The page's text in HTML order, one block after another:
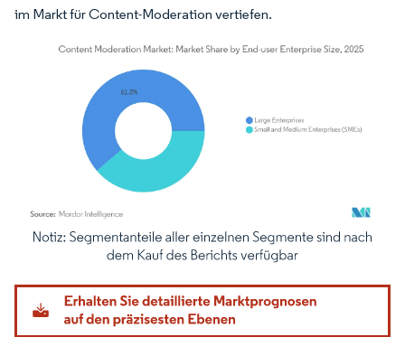
im Markt für Content-Moderation vertiefen.
Bild © Mordor Intelligence. Wiederverwendung erfordert Namensnennung